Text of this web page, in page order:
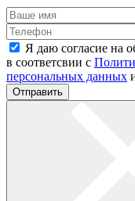
Я даю согласие на
в соответсвии с
персональных данных
Отправить